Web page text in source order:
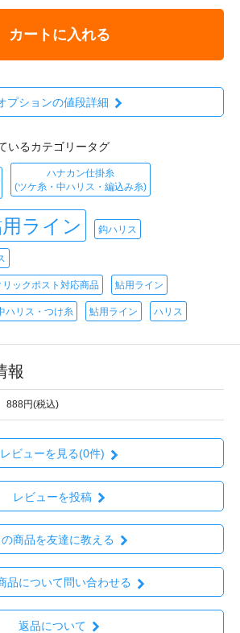
カートに入れる
プションの値段詳細
いるカテゴリータグ
ハナカン仕掛糸
(ツケ糸・中ハリス・編込み糸)
ライン 鈎ハリス
ックポスト対応商品 鮎用ライン
ハリス・つけ糸 鮎用ライン ハリス
報
888円(税込)
レビューを見る(0件)
レビューを投稿
の商品を友達に教える
品について問い合わせる
返品について